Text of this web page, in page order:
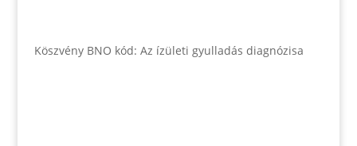
Köszvény BNO kód: Az ízületi gyulladás diagnózisa